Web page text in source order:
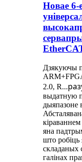
Новае 6-
Дзякуючы
2.0, R...
выдатную
дыяпазоне
яна
што робіць
складаных
галінах